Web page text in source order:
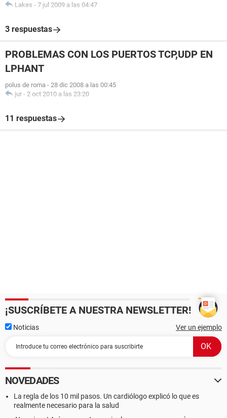
Lakes - 7 jul 2009 a las 04:47
3 respuestas
PROBLEMAS CON LOS PUERTOS TCP,UDP EN
LPHANT
polus de roma - 28 dic 2008 a las 00:45
jur - 2 oct 2010 a las 23:20
11 respuestas
¡SUSCRÍBETE A NUESTRA NEWSLETTER!
Noticias Ver un ejemplo
NOVEDADES
La regla de los 10 mil pasos. Un cardiólogo explicó lo que es
realmente necesario para la salud